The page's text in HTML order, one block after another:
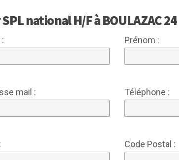
national H/F à BOULAZAC 24
Prénom :
mail : Téléphone :
Code Postal :